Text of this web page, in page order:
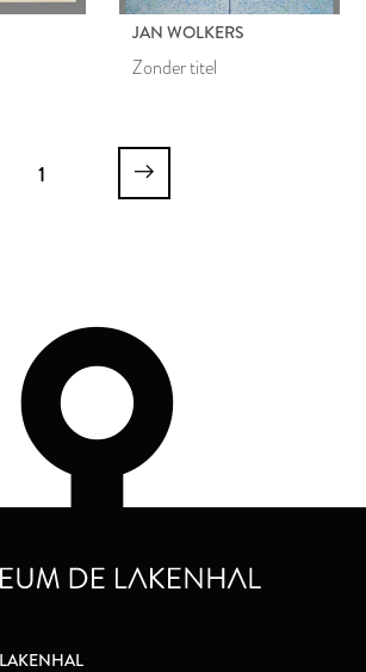
JAN WOLKERS
Zonder titel
1